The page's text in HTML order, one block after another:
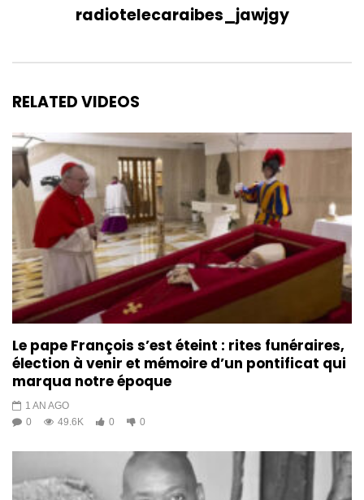
CARAIBES CULTURE + || SAMEDI 15
Prophète Markinson DORILAS fè
konnen Pastè yo se BLOFÈ, VÒLÈ
ak IPOKRIT. (à Distance)
1K 3
CARAIBES CULTURE + || SAMEDI 12
AVRIL 2025
1K 5
CARAIBES CULTURE + || SAMEDI 26
AVRIL 2025
1K
CARIBES CULTURE + || SAMEDI 03
MAI 2025
1.1K
CARAIBES CULTURE + || SAMEDI 10
radiotelecaraibes_jawjgy
RELATED VIDEOS
Le pape François s’est éteint : rites funéraires,
élection à venir et mémoire d’un pontificat qui
marqua notre époque
1 AN AGO
0
49.6K 0 0